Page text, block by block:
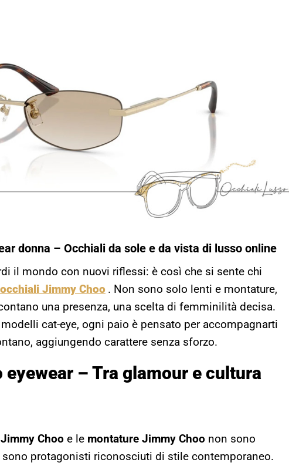
donna – Occhiali da sole e da vista di lusso online
il mondo con nuovi riflessi: è così che si sente chi
occhiali Jimmy Choo . Non sono solo lenti e montature,
una presenza, una scelta di femminilità decisa.
cat-eye, ogni paio è pensato per accompagnarti
aggiungendo carattere senza sforzo.
– Tra glamour e cultura
Choo e le montature Jimmy Choo non sono
protagonisti riconosciuti di stile contemporaneo.